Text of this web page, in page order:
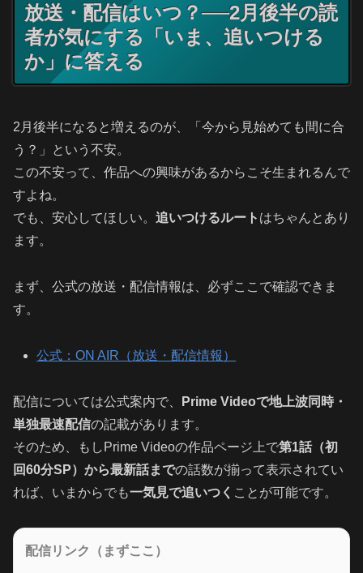
放送・配信はいつ？──2月後半の読
者が気にする「いま、追いつける
か」に答える
2月後半になると増えるのが、「今から見始めても間に合
う？」という不安。
この不安って、作品への興味があるからこそ生まれるんで
すよね。
でも、安心してほしい。 追いつけるルート はちゃんとあり
ます。
まず、公式の放送・配信情報は、必ずここで確認できま
す。
公式：ON AIR（放送・配信情報）
配信については公式案内で、
Prime Videoで地上波同時・
単独最速配信の記載があります。
そのため、もしPrime Videoの作品ページ上で第1話（初
回60分SP）から最新話までの話数が揃って表示されてい
れば、いまからでも一気見で追いつく ことが可能です。
配信リンク（まずここ）